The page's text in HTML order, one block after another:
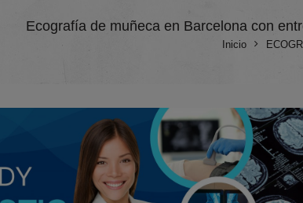
Ecografía de muñeca en Barcelona con
Inicio